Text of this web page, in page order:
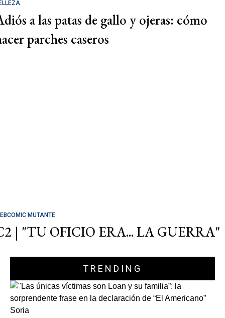
a las patas de gallo y ojeras: cómo
parches caseros
MUTANTE
| "TU OFICIO ERA... LA GUERRA"
TRENDING